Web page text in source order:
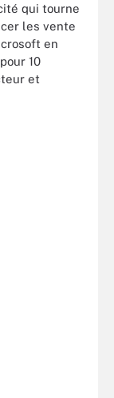
qui tourne
les vente
en
10
et